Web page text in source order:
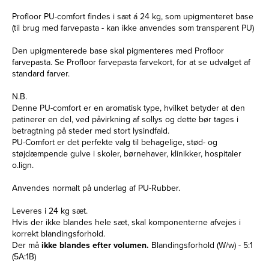
Profloor PU-comfort findes i sæt á 24 kg, som upigmenteret base
(til brug med farvepasta - kan ikke anvendes som transparent PU)
Den upigmenterede base skal pigmenteres med Profloor
farvepasta. Se Profloor farvepasta farvekort, for at se udvalget af
standard farver.
N.B.
Denne PU-comfort er en aromatisk type, hvilket betyder at den
patinerer en del, ved påvirkning af sollys og dette bør tages i
betragtning på steder med stort lysindfald.
PU-Comfort er det perfekte valg til behagelige, stød- og
støjdæmpende gulve i skoler, børnehaver, klinikker, hospitaler
o.lign.
Anvendes normalt på underlag af PU-Rubber.
Leveres i 24 kg sæt.
Hvis der ikke blandes hele sæt, skal komponenterne afvejes i
korrekt blandingsforhold.
Der må ikke blandes efter volumen. Blandingsforhold (W/w) - 5:1
(5A:1B)